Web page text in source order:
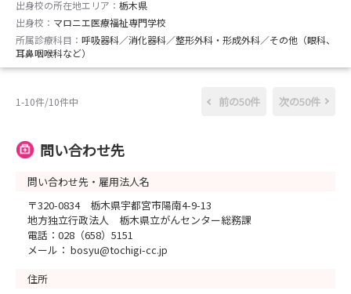
出身校の所在地エリア： 栃木県
出身校： マロニエ医療福祉専門学校
所属診療科目： 呼吸器科／消化器科／整形外科・形成外科／その他（眼科、
耳鼻咽喉科など）
1-10件/10件中 前の50件 次の50件
問い合わせ先
問い合わせ先・雇用法人名
〒320-0834 栃木県宇都宮市陽南4-9-13
地方独立行政法人 栃木県立がんセンター総務課
電話：028（658）5151
メール： bosyu@tochigi-cc.jp
住所